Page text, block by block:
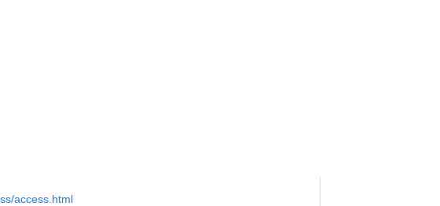
access.html